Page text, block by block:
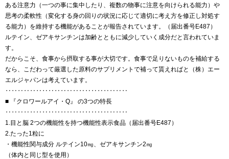
ある注意力（一つの事に集中したり、複数の物事に注意を向けられる能力）や
思考の柔軟性（変化する身の回りの状況に応じて適切に考え方を修正し対処す
る能力）を維持する機能があることが報告されています。（届出番号E487）
ルテイン、ゼアキサンチンは加齢とともに減少していく成分だと言われていま
す。
だからこそ、食事から摂取する事が大切です。食事で足りないものを補給する
なら、こだわって厳選した原料のサプリメントで補って貰えればと（株）エー
エルジャパンは考えています。
‥‥‥‥‥‥‥‥‥‥‥‥‥‥‥‥‥‥‥‥
■ 『クロワールアイ・Q』 の3つの特長
‥‥‥‥‥‥‥‥‥‥‥‥‥‥‥‥‥‥‥‥
1.目と脳 2つの機能性を持つ機能性表示食品（届出番号E487）
2.たった1粒に
・機能性関与成分 ルテイン10㎎、ゼアキサンチン2㎎
（体内と同じ型を使用）